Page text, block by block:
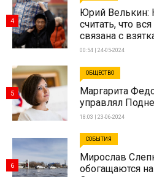
Юрий Велькин:
считать, что
связана с
00:54 | 24-05-2024
4
ОБЩЕСТВО
Маргарита
управлял
18:03 | 23-06-2024
5
СОБЫТИЯ
Мирослав
обогащаются
6